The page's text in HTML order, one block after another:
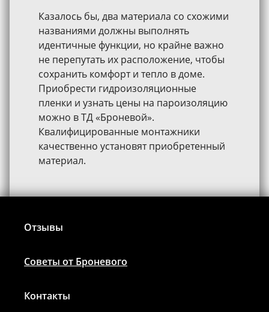
Казалось бы, два материала со схожими
названиями должны выполнять
идентичные функции, но крайне важно
не перепутать их расположение, чтобы
сохранить комфорт и тепло в доме.
Приобрести гидроизоляционные
пленки и узнать цены на пароизоляцию
можно в ТД «Броневой».
Квалифицированные монтажники
качественно установят приобретенный
материал.
Отзывы
Советы от Броневого
Контакты